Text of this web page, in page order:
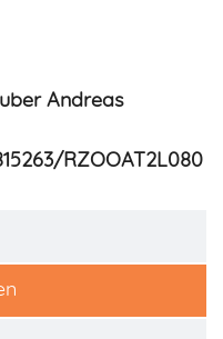
Andreas
RZOOAT2L080